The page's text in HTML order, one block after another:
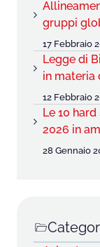
gruppi
17 Febbraio
Legge di
in materia
12 Febbraio
Le 10
2026 in
28 Gennaio